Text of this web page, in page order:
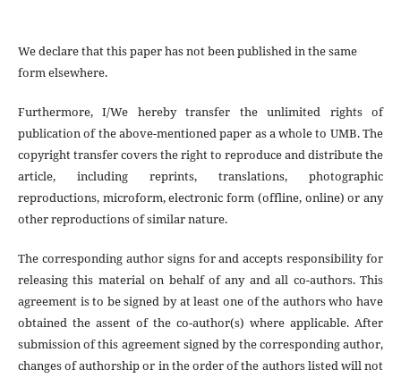
We declare that this paper has not been published in the same
form elsewhere.
Furthermore, I/We hereby transfer the unlimited rights of
publication of the above-mentioned paper as a whole to UMB. The
copyright transfer covers the right to reproduce and distribute the
article, including reprints, translations, photographic
reproductions, microform, electronic form (offline, online) or any
other reproductions of similar nature.
The corresponding author signs for and accepts responsibility for
releasing this material on behalf of any and all co-authors. This
agreement is to be signed by at least one of the authors who have
obtained the assent of the co-author(s) where applicable. After
submission of this agreement signed by the corresponding author,
changes of authorship or in the order of the authors listed will not